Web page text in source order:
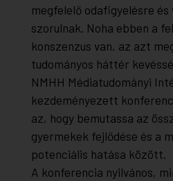
megfelelő odafigyelésre és
szorulnak. Noha ebben a
konszenzus van, az azt
tudományos háttér
NMHH Médiatudományi
kezdeményezett
az, hogy bemutassa az
gyermekek fejlődése és a
potenciális hatása között.
A konferencia nyilvános,